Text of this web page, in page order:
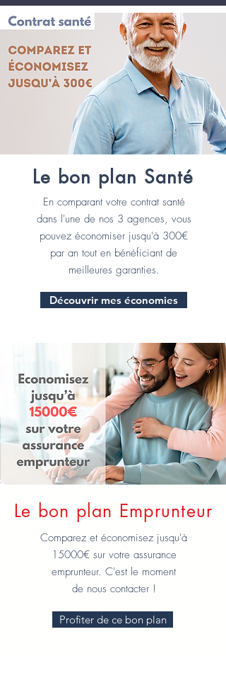
Le bon plan Santé
En comparant votre contrat santé
dans l'une de nos 3 agences, vous
pouvez économiser jusqu'à 300€
par an tout en bénéficiant de
meilleures garanties.
Découvrir mes économies
Le bon plan Emprunteur
Comparez et économisez jusqu'à
15000€ sur votre assurance
emprunteur. C'est le moment
de nous contacter !
Profiter de ce bon plan